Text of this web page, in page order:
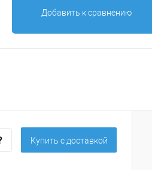
Добавить к сравнению
Купить c доставкой